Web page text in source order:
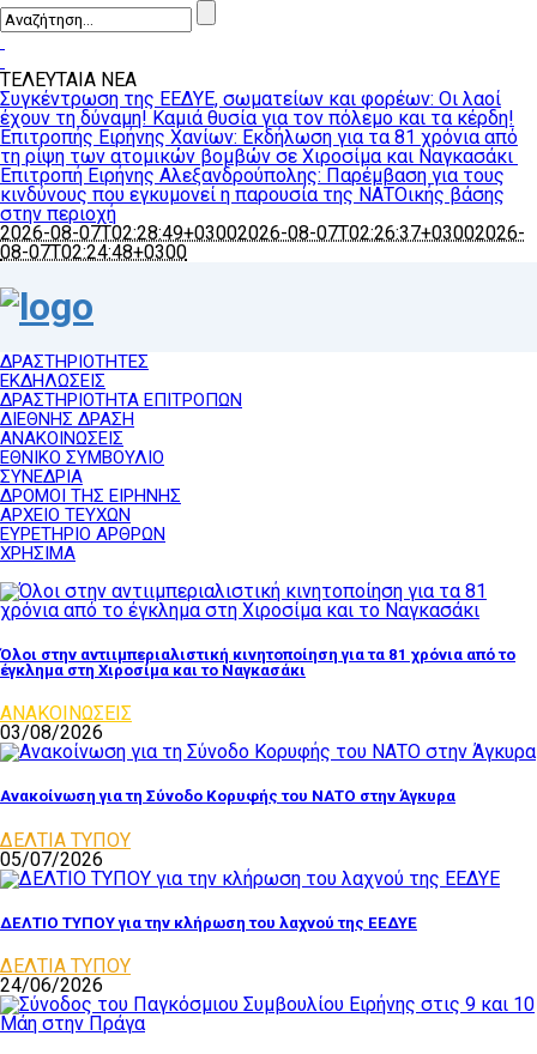
ΤΕΛΕΥΤΑΙΑ ΝΕΑ
Συγκέντρωση της ΕΕΔΥΕ, σωματείων και φορέων: Οι λαοί
έχουν τη δύναμη! Καμιά θυσία για τον πόλεμο και τα κέρδη!
Επιτροπής Ειρήνης Χανίων: Εκδήλωση για τα 81 χρόνια από
τη ρίψη των ατομικών βομβών σε Χιροσίμα και Ναγκασάκι
Επιτροπή Ειρήνης Αλεξανδρούπολης: Παρέμβαση για τους
κινδύνους που εγκυμονεί η παρουσία της ΝΑΤΟικής βάσης
στην περιοχή
2026-08-07T02:28:49+03002026-08-07T02:26:37+03002026-
08-07T02:24:48+0300
ΔΡΑΣΤΗΡΙΟΤΗΤΕΣ
ΕΚΔΗΛΩΣΕΙΣ
ΔΡΑΣΤΗΡΙΟΤΗΤΑ ΕΠΙΤΡΟΠΩΝ
ΔΙΕΘΝΗΣ ΔΡΑΣΗ
ΑΝΑΚΟΙΝΩΣΕΙΣ
ΕΘΝΙΚΟ ΣΥΜΒΟΥΛΙΟ
ΣΥΝΕΔΡΙΑ
ΔΡΟΜΟΙ ΤΗΣ ΕΙΡΗΝΗΣ
ΑΡΧΕΙΟ ΤΕΥΧΩΝ
ΕΥΡΕΤΗΡΙΟ ΑΡΘΡΩΝ
ΧΡΗΣΙΜΑ
Όλοι στην αντιιμπεριαλιστική κινητοποίηση για τα 81 χρόνια από το
έγκλημα στη Χιροσίμα και το Ναγκασάκι
ΑΝΑΚΟΙΝΩΣΕΙΣ
03/08/2026
Ανακοίνωση για τη Σύνοδο Κορυφής του ΝΑΤΟ στην Άγκυρα
ΔΕΛΤΙΑ ΤΥΠΟΥ
05/07/2026
ΔΕΛΤΙΟ ΤΥΠΟΥ για την κλήρωση του λαχνού της ΕΕΔΥΕ
ΔΕΛΤΙΑ ΤΥΠΟΥ
24/06/2026